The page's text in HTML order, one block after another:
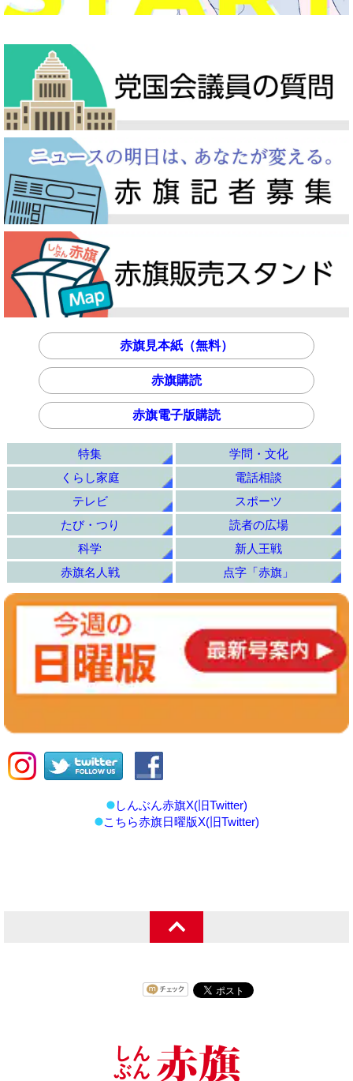
赤旗見本紙（無料）
赤旗購読
赤旗電子版購読
特集
学問・文化
くらし家庭
電話相談
テレビ
スポーツ
たび・つり
読者の広場
科学
新人王戦
赤旗名人戦
点字「赤旗」
しんぶん赤旗X(旧Twitter)
こちら赤旗日曜版X(旧Twitter)